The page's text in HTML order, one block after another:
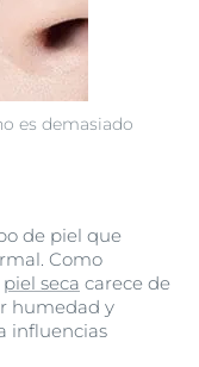
es demasiado
de piel que
Como
piel seca carece de
humedad y
influencias